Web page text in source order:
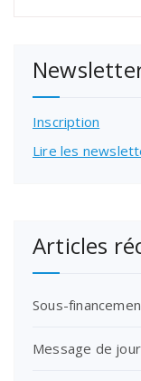
Inscription
Lire les
Articles
Sous-
Message de